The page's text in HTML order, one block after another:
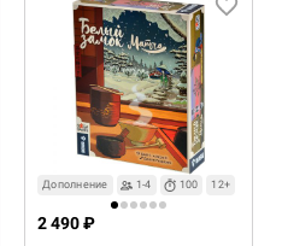
Дополнение 1-4 100 12+
2 490 ₽